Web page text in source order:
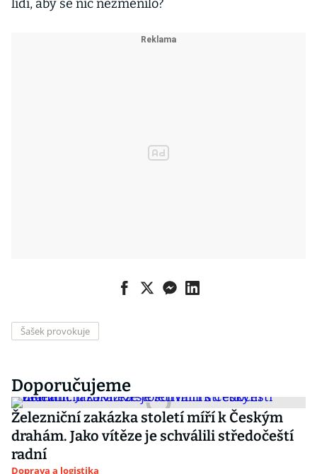
lidí, aby se nic nezměnilo?
Šašek provokuje
Doporučujeme
Železniční zakázka století míří k Českým
drahám. Jako vítěze je schválili středočeští
radní
Doprava a logistika